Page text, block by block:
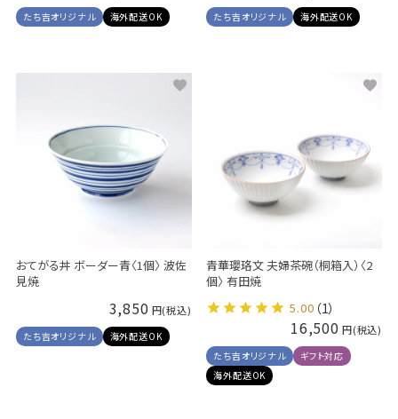
たち吉オリジナル 海外配送OK たち吉オリジナル 海外配送OK
おてがる丼 ボーダー青〈1個〉 波佐
見焼
3,850
たち吉オリジナル 海外配送OK
青華瓔珞文 夫婦茶碗（桐箱入）〈2
個〉 有田焼
5.00 （1）
16,500
たち吉オリジナル
ギフト対応
海外配送OK